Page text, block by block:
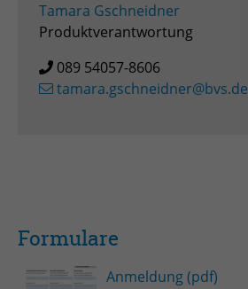
Tamara Gschneidner
Produktverantwortung
089 54057-8606
tamara.gschneidner@bvs.de
Formulare
Anmeldung (pdf)